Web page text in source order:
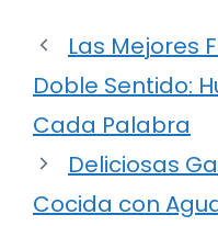
Las Mejores
Doble Sentido:
Cada Palabra
Deliciosas
Cocida con